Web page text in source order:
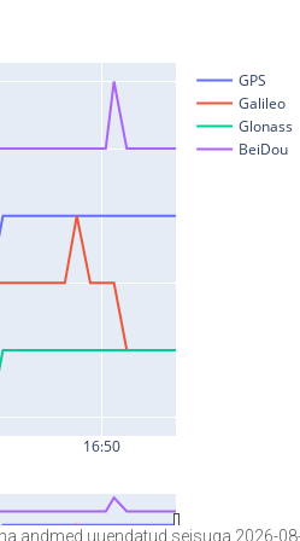
andmed uuendatud seisuga 2026-